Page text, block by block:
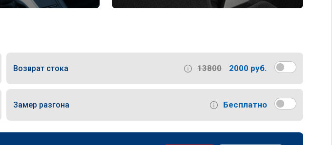
Возврат стока 13800 2000 руб.
Замер разгона Бесплатно